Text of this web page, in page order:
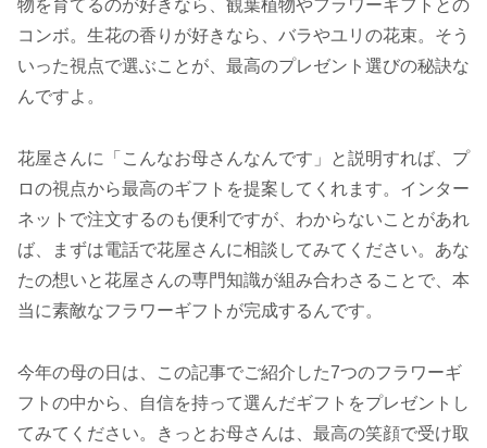
物を育てるのが好きなら、観葉植物やフラワーギフトとの
コンボ。生花の香りが好きなら、バラやユリの花束。そう
いった視点で選ぶことが、最高のプレゼント選びの秘訣な
んですよ。
花屋さんに「こんなお母さんなんです」と説明すれば、プ
ロの視点から最高のギフトを提案してくれます。インター
ネットで注文するのも便利ですが、わからないことがあれ
ば、まずは電話で花屋さんに相談してみてください。あな
たの想いと花屋さんの専門知識が組み合わさることで、本
当に素敵なフラワーギフトが完成するんです。
今年の母の日は、この記事でご紹介した7つのフラワーギ
フトの中から、自信を持って選んだギフトをプレゼントし
てみてください。きっとお母さんは、最高の笑顔で受け取